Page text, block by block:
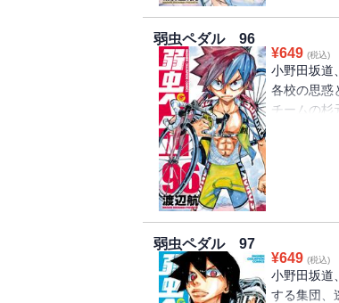
弱虫ペダル 96
¥649 (税込)
小野田坂道
各校の思
チームの杉
合いに。
弱虫ペダル 97
¥649 (税込)
小野田坂道
する集団、